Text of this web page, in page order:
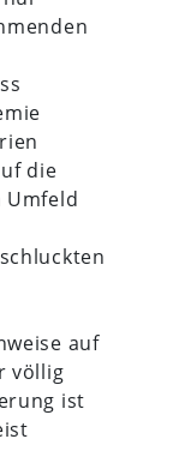
die
Umfeld
auf
völlig
ist